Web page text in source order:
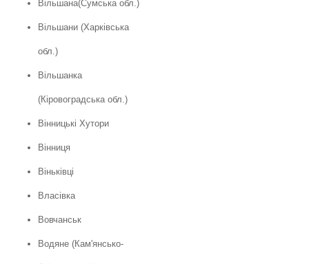
Вільшана(Сумська обл.)
Вільшани (Харківська
обл.)
Вільшанка
(Кіровоградська обл.)
Вінницькі Хутори
Вінниця
Віньківці
Власівка
Вовчанськ
Водяне (Кам'янсько-